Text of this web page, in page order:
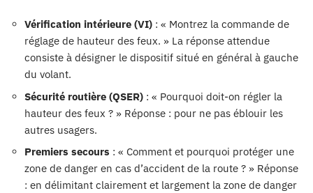
Vérification intérieure (VI) : « Montrez la commande de
réglage de hauteur des feux. » La réponse attendue
consiste à désigner le dispositif situé en général à gauche
du volant.
Sécurité routière (QSER) : « Pourquoi doit-on régler la
hauteur des feux ? » Réponse : pour ne pas éblouir les
autres usagers.
Premiers secours : « Comment et pourquoi protéger une
zone de danger en cas d’accident de la route ? » Réponse
: en délimitant clairement et largement la zone de danger